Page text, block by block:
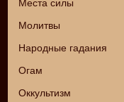
Места силы
Молитвы
Народные гадания
Огам
Оккультизм